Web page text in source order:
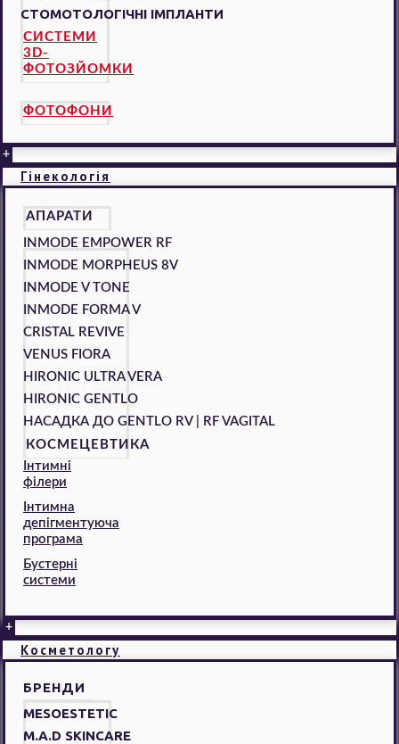
СТОМОТОЛОГІЧНІ ІМПЛАНТИ
СИСТЕМИ
3D-
ФОТОЗЙОМКИ
ФОТОФОНИ
+
Гінекологія
АПАРАТИ
INMODE EMPOWER RF
INMODE MORPHEUS 8V
INMODE V TONE
INMODE FORMA V
CRISTAL REVIVE
VENUS FIORA
HIRONIC ULTRA VERA
HIRONIC GENTLO
НАСАДКА ДО GENTLO RV | RF VAGITAL
КОСМЕЦЕВТИКА
Інтимні
філери
Інтимна
депігментуюча
програма
Бустерні
системи
+
Косметологу
БРЕНДИ
MESOESTETIC
M.A.D SKINCARE